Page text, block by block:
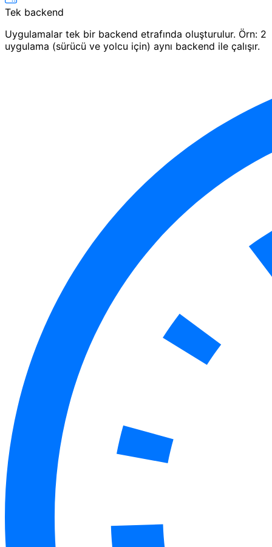
Tek backend
Uygulamalar tek bir backend etrafında oluşturulur. Örn: 2
uygulama (sürücü ve yolcu için) aynı backend ile çalışır.